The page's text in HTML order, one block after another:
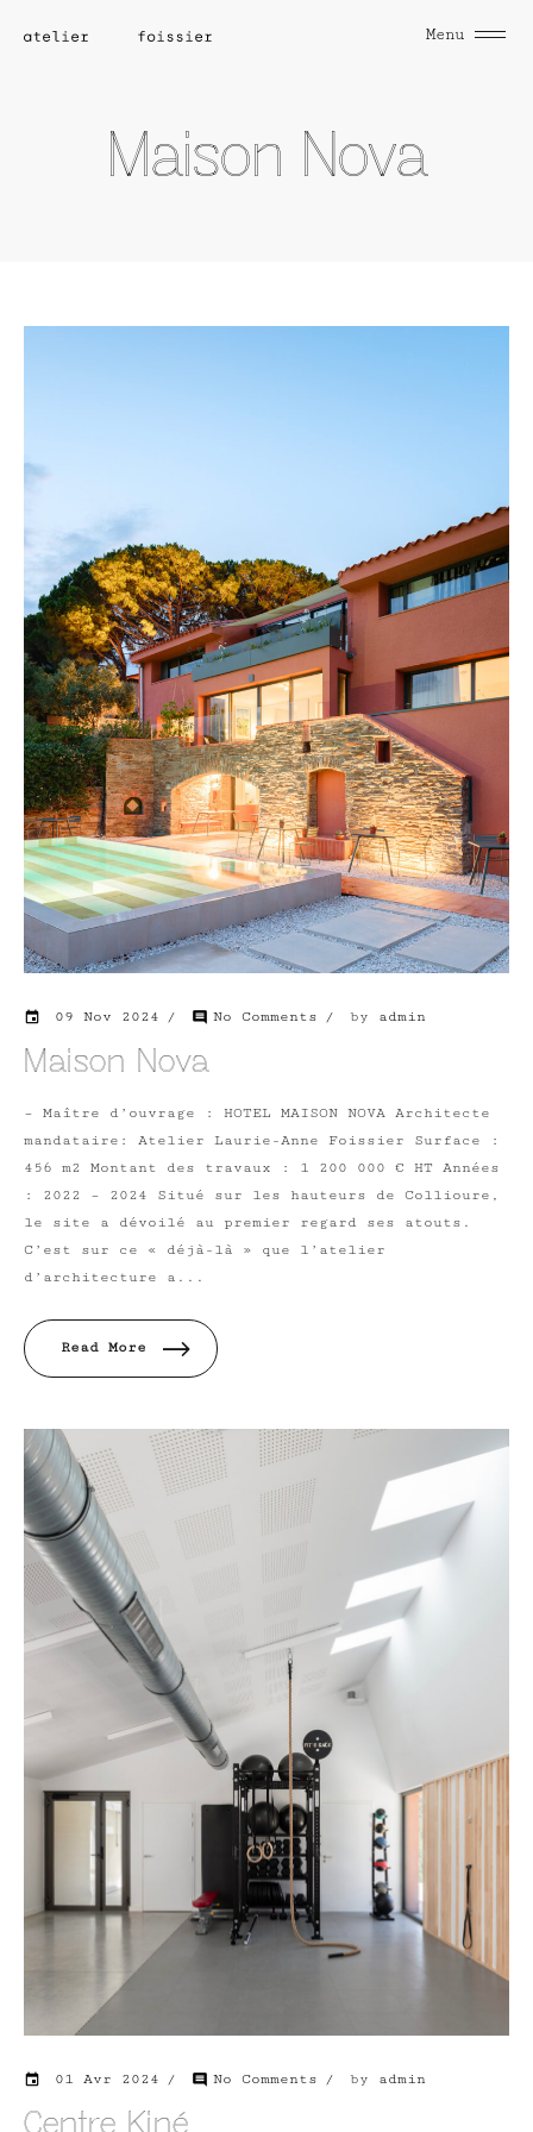
Menu
Maison Nova
event 09 Nov 2024 comment No Comments by admin
Maison Nova
– Maître d’ouvrage : HOTEL MAISON NOVA Architecte
mandataire: Atelier Laurie-Anne Foissier Surface :
456 m2 Montant des travaux : 1 200 000 € HT Années
: 2022 – 2024 Situé sur les hauteurs de Collioure,
le site a dévoilé au premier regard ses atouts.
C’est sur ce « déjà-là » que l’atelier
d’architecture a...
Read More
event 01 Avr 2024 comment No Comments by admin
Centre Kiné